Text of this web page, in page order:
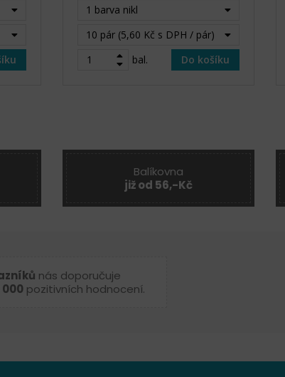
1 barva nikl
10 pár (5,60 Kč s DPH / pár)
bal.
Do košíku
Balíkovna
již od 56,-Kč
nás doporučuje
000 pozitivních hodnocení.